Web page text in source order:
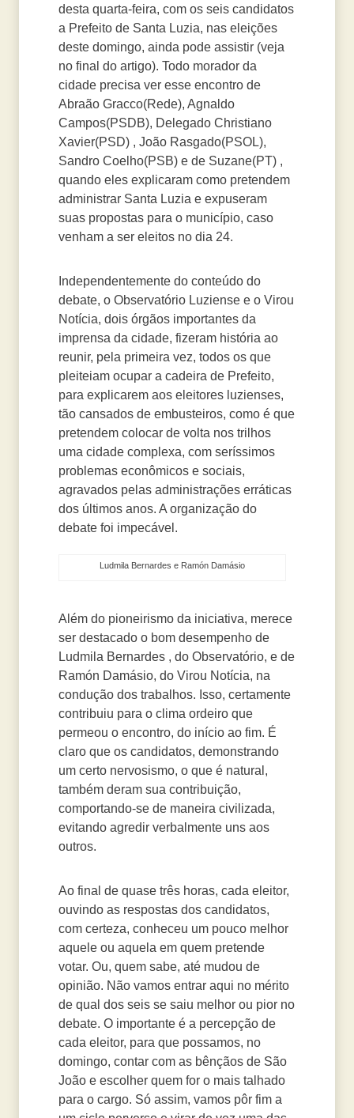
desta quarta-feira, com os seis candidatos
a Prefeito de Santa Luzia, nas eleições
deste domingo, ainda pode assistir (veja
no final do artigo). Todo morador da
cidade precisa ver esse encontro de
Abraão Gracco(Rede), Agnaldo
Campos(PSDB), Delegado Christiano
Xavier(PSD) , João Rasgado(PSOL),
Sandro Coelho(PSB) e de Suzane(PT) ,
quando eles explicaram como pretendem
administrar Santa Luzia e expuseram
suas propostas para o município, caso
venham a ser eleitos no dia 24.
Independentemente do conteúdo do
debate, o Observatório Luziense e o Virou
Notícia, dois órgãos importantes da
imprensa da cidade, fizeram história ao
reunir, pela primeira vez, todos os que
pleiteiam ocupar a cadeira de Prefeito,
para explicarem aos eleitores luzienses,
tão cansados de embusteiros, como é que
pretendem colocar de volta nos trilhos
uma cidade complexa, com seríssimos
problemas econômicos e sociais,
agravados pelas administrações erráticas
dos últimos anos. A organização do
debate foi impecável.
Ludmila Bernardes e Ramón Damásio
Além do pioneirismo da iniciativa, merece
ser destacado o bom desempenho de
Ludmila Bernardes , do Observatório, e de
Ramón Damásio, do Virou Notícia, na
condução dos trabalhos. Isso, certamente
contribuiu para o clima ordeiro que
permeou o encontro, do início ao fim. É
claro que os candidatos, demonstrando
um certo nervosismo, o que é natural,
também deram sua contribuição,
comportando-se de maneira civilizada,
evitando agredir verbalmente uns aos
outros.
Ao final de quase três horas, cada eleitor,
ouvindo as respostas dos candidatos,
com certeza, conheceu um pouco melhor
aquele ou aquela em quem pretende
votar. Ou, quem sabe, até mudou de
opinião. Não vamos entrar aqui no mérito
de qual dos seis se saiu melhor ou pior no
debate. O importante é a percepção de
cada eleitor, para que possamos, no
domingo, contar com as bênçãos de São
João e escolher quem for o mais talhado
para o cargo. Só assim, vamos pôr fim a